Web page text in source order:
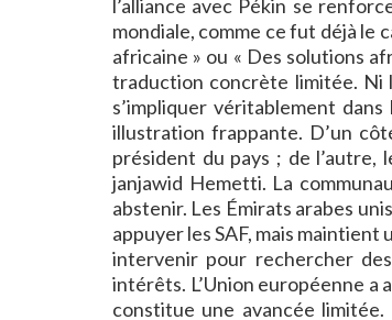
l’alliance avec Pékin se
mondiale, comme ce fut déjà le
africaine » ou « Des solutions
traduction concrète limitée. Ni
s’impliquer véritablement
illustration frappante. D’un
président du pays ; de l’autre,
janjawid Hemetti. La
abstenir. Les Émirats arabes
appuyer les SAF, mais
intervenir pour rechercher
intérêts. L’Union européenne a
constitue une avancée